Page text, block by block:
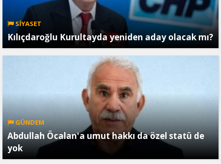
SİYASET
Kılıçdaroğlu Kurultayda yeniden aday olacak mı?
GÜNDEM
Abdullah Öcalan'a umut hakkı da özel statü de
yok